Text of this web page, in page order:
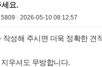
요.
5809 2026-05-10 08:12:57
작성해 주시면 더욱 정확한 견
우셔도 무방합니다.